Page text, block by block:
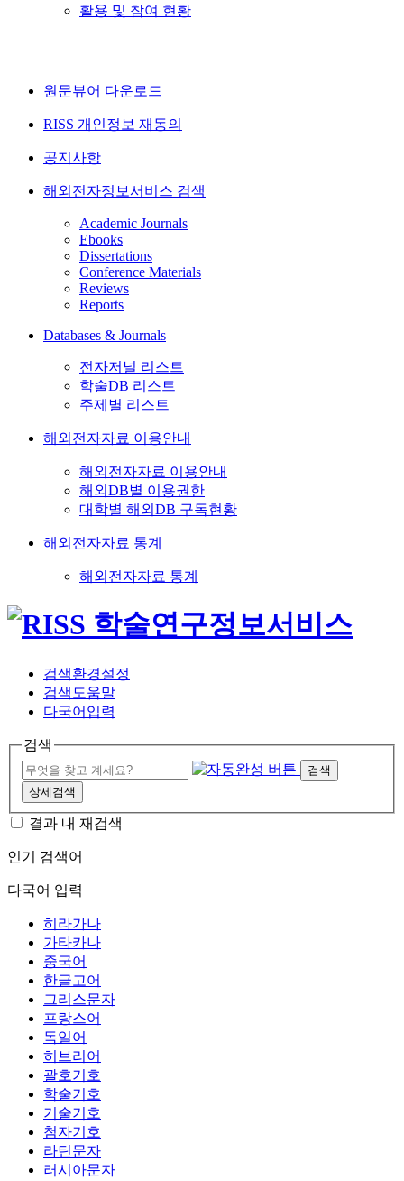
활용 및 참여 현황
원문뷰어 다운로드
RISS 개인정보 재동의
공지사항
해외전자정보서비스 검색
Academic Journals
Ebooks
Dissertations
Conference Materials
Reviews
Reports
Databases & Journals
전자저널 리스트
학술DB 리스트
주제별 리스트
해외전자자료 이용안내
해외전자자료 이용안내
해외DB별 이용권한
대학별 해외DB 구독현황
해외전자자료 통계
해외전자자료 통계
검색환경설정
검색도움말
다국어입력
검색
검색
상세검색
결과 내 재검색
인기 검색어
다국어 입력
히라가나
가타카나
중국어
한글고어
그리스문자
프랑스어
독일어
히브리어
괄호기호
학술기호
기술기호
첨자기호
라틴문자
러시아문자